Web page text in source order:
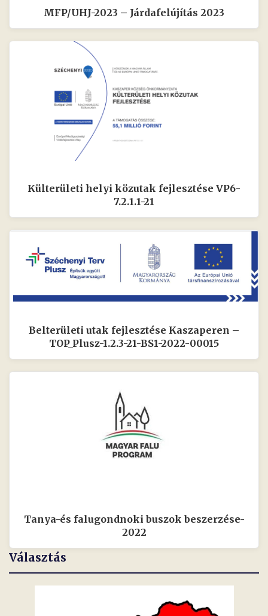
MFP/UHJ-2023 – Járdafelújítás 2023
Külterületi helyi közutak fejlesztése VP6-
7.2.1.1-21
Belterületi utak fejlesztése Kaszaperen –
TOP_Plusz-1.2.3-21-BS1-2022-00015
Tanya-és falugondnoki buszok beszerzése-
2022
Választás